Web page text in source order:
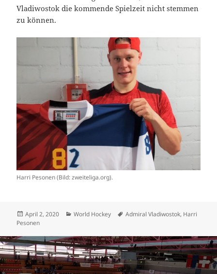
Vladiwostok die kommende Spielzeit nicht stemmen
zu können.
Harri Pesonen (Bild: zweiteliga.org).
Veröffentlicht
am
April 2, 2020 Kategorien
World Hockey Schlagwörter
Admiral Vladiwostok, Harri
Pesonen